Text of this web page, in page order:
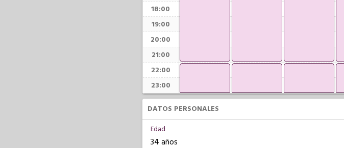
18:00
19:00
20:00
21:00
22:00
23:00
DATOS PERSONALES
Edad
34 años